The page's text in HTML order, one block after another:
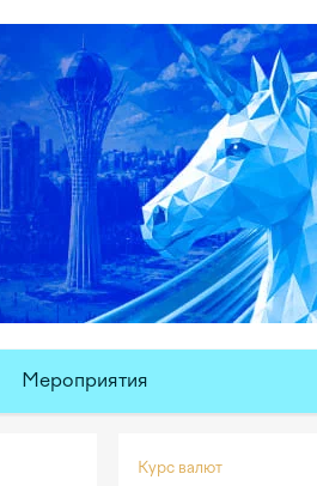
Мероприятия
Курс валют